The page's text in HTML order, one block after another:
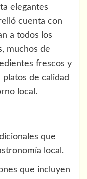
elegantes
cuenta con
a todos los
muchos de
frescos y
de calidad
local.
que
local.
que incluyen